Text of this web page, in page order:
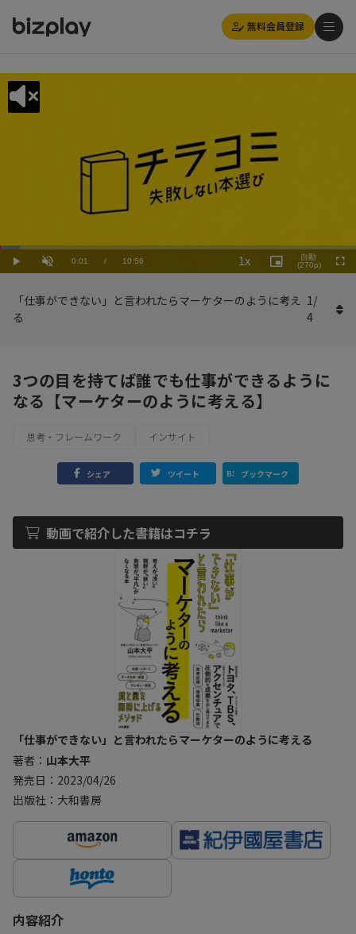
無料会員登録
Play UnmuteCurrent
0:01 / Duration
10:56
Loaded:
5.49%
1x
Rate
Picture-
in-
自動
(270p)
「仕事ができない」と言われたらマーケターのように考え
る
1/
4
3つの目を持てば誰でも仕事ができるように
なる【マーケターのように考える】
思考・フレームワーク インサイト
シェア ツイート ブックマーク
動画で紹介した書籍はコチラ
「仕事ができない」と言われたらマーケターのように考える
著者： 山本大平
発売日：2023/04/26
出版社：大和書房
内容紹介